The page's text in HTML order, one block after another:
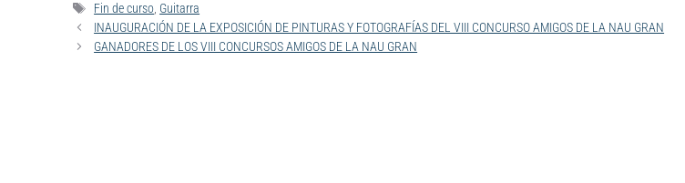
Fin de curso, Guitarra
INAUGURACIÓN DE LA EXPOSICIÓN DE PINTURAS Y FOTOGRAFÍAS DEL VIII CONCURSO AMIGOS DE LA NAU GRAN
GANADORES DE LOS VIII CONCURSOS AMIGOS DE LA NAU GRAN